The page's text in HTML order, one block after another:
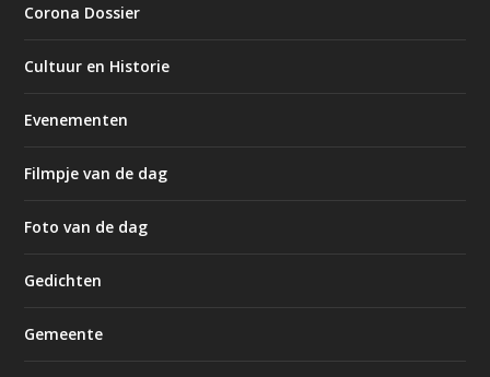
Corona Dossier
Cultuur en Historie
Evenementen
Filmpje van de dag
Foto van de dag
Gedichten
Gemeente